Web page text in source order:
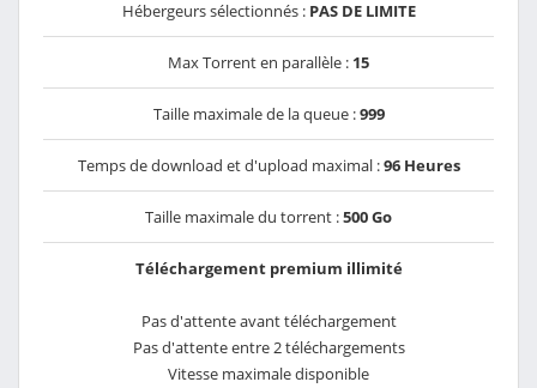
Hébergeurs sélectionnés : PAS DE LIMITE
Max Torrent en parallèle : 15
Taille maximale de la queue :999
Temps de download et d'upload maximal :96 Heures
Taille maximale du torrent :500 Go
Téléchargement premium illimité
Pas d'attente avant téléchargement
Pas d'attente entre 2 téléchargements
Vitesse maximale disponible